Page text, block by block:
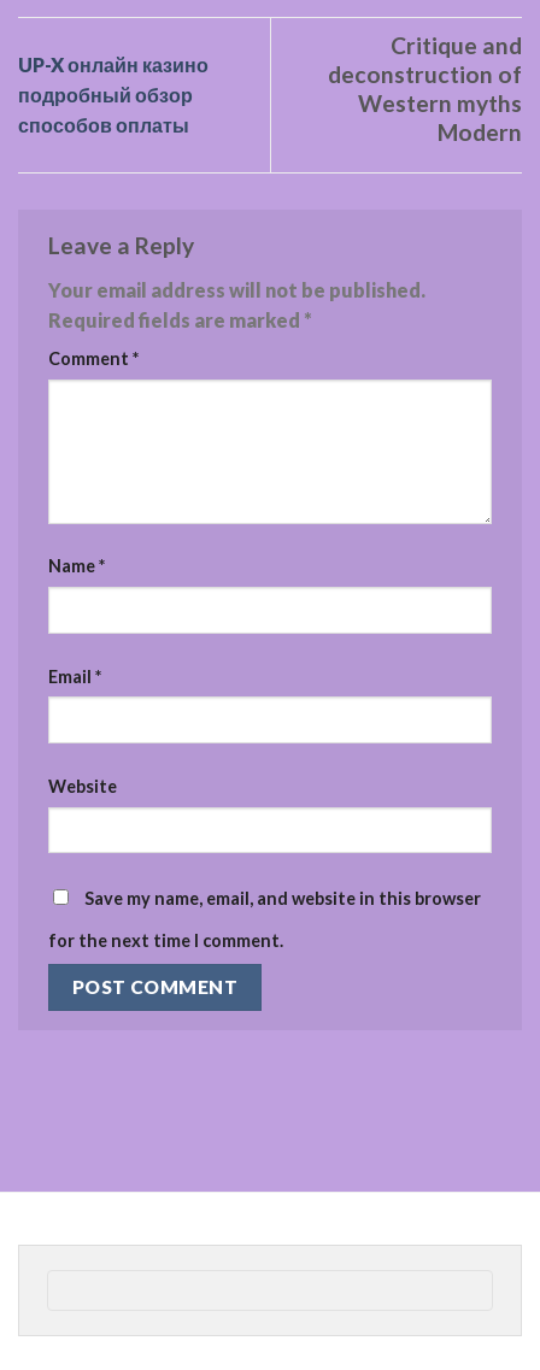
UP-X онлайн казино
подробный обзор
способов оплаты
Critique and
deconstruction of
Western myths
Modern
Leave a Reply
Your email address will not be published.
Required fields are marked *
Comment *
Name*
Email *
Website
Save my name, email, and website in this browser
for the next time I comment.